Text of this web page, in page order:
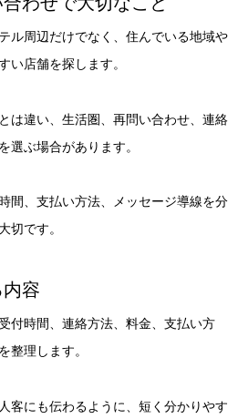
ル周辺だけでなく、住んでいる地域や
い店舗を探します。
は違い、生活圏、再問い合わせ、連絡
選ぶ場合があります。
間、支払い方法、メッセージ導線を分
切です。
容
付時間、連絡方法、料金、支払い方
整理します。
客にも伝わるように、短く分かりやす